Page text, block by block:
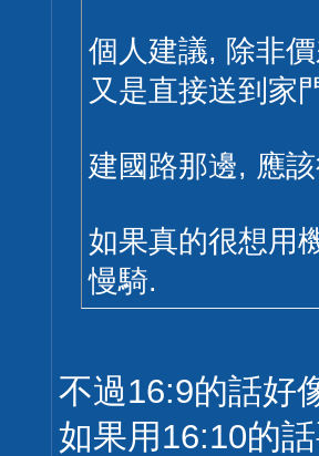
個人建議, 除非
又是直接送到家
建國路那邊, 應
如果真的很想用
慢騎.
不過16:9的話好
如果用16:10的